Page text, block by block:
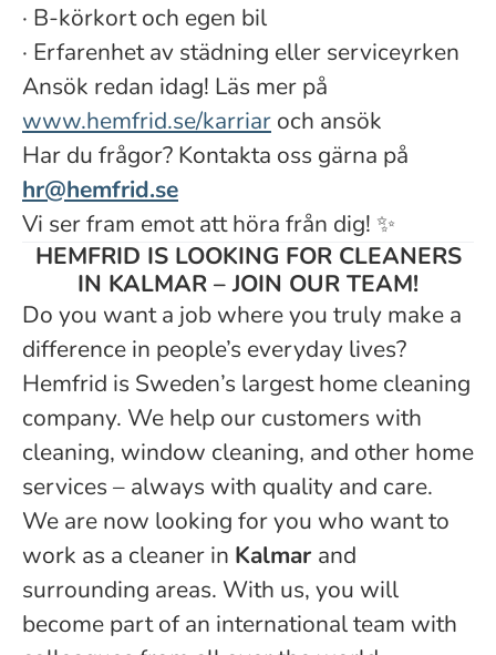
· B-körkort och egen bil
· Erfarenhet av städning eller serviceyrken
Ansök redan idag! Läs mer på
www.hemfrid.se/karriar och ansök
Har du frågor? Kontakta oss gärna på
hr@hemfrid.se
Vi ser fram emot att höra från dig! ✨
HEMFRID IS LOOKING FOR CLEANERS
IN KALMAR – JOIN OUR TEAM!
Do you want a job where you truly make a
difference in people’s everyday lives?
Hemfrid is Sweden’s largest home cleaning
company. We help our customers with
cleaning, window cleaning, and other home
services – always with quality and care.
We are now looking for you who want to
work as a cleaner in Kalmar and
surrounding areas. With us, you will
become part of an international team with